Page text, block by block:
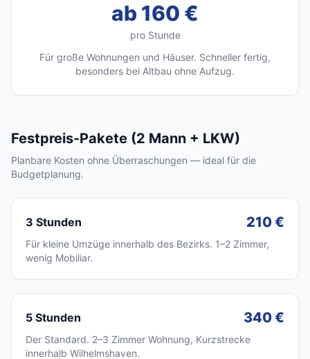
ab 160 €
pro Stunde
Für große Wohnungen und Häuser. Schneller fertig,
besonders bei Altbau ohne Aufzug.
Festpreis-Pakete (2 Mann + LKW)
Planbare Kosten ohne Überraschungen — ideal für die
Budgetplanung.
3 Stunden 210 €
Für kleine Umzüge innerhalb des Bezirks. 1–2 Zimmer,
wenig Mobiliar.
5 Stunden 340 €
Der Standard. 2–3 Zimmer Wohnung, Kurzstrecke
innerhalb Wilhelmshaven.